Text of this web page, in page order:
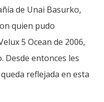
de Unai Basurko,
quien pudo
5 Ocean de 2006,
Desde entonces les
reflejada en esta